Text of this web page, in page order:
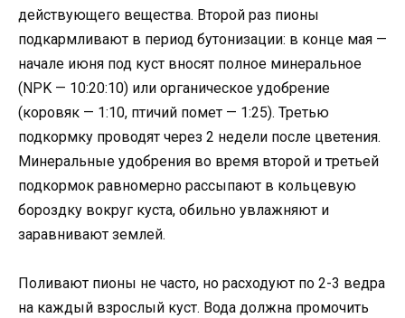
действующего вещества. Второй раз пионы
подкармливают в период бутонизации: в конце мая —
начале июня под куст вносят полное минеральное
(NPK — 10:20:10) или органическое удобрение
(коровяк — 1:10, птичий помет — 1:25). Третью
подкормку проводят через 2 недели после цветения.
Минеральные удобрения во время второй и третьей
подкормок равномерно рассыпают в кольцевую
бороздку вокруг куста, обильно увлажняют и
заравнивают землей.
Поливают пионы не часто, но расходуют по 2-3 ведра
на каждый взрослый куст. Вода должна промочить